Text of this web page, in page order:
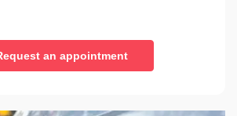
an appointment